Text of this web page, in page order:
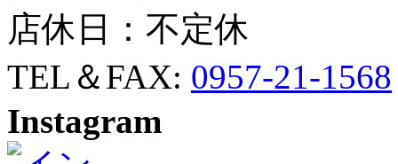
店休日：不定休
TEL＆FAX: 0957-21-1568
Instagram